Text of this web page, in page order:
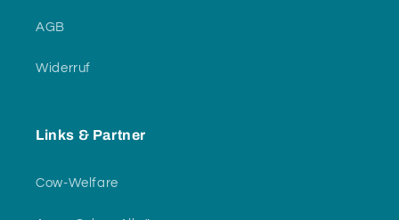
AGB
Widerruf
Links & Partner
Cow-Welfare